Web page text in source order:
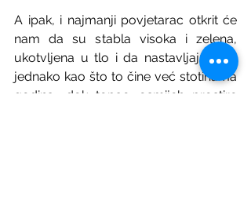
A ipak, i najmanji povjetarac otkrit će
nam da su stabla visoka i zelena,
ukotvljena u tlo i da nastavljaju rasti
jednako kao što to čine već stotinama
godina, dok topao osmijeh prostire